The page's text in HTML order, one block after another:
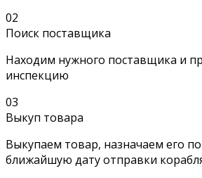
02
Поиск поставщика
Находим нужного поставщика и
инспекцию
03
Выкуп товара
Выкупаем товар, назначаем его
ближайшую дату отправки